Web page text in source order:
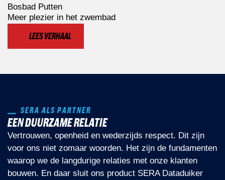
Bosbad Putten
Meer plezier in het zwembad
LEES VERHAAL
SERA ALS PARTNER
EEN DUURZAME RELATIE
Vertrouwen, openheid en wederzijds respect. Dit zijn
voor ons niet zomaar woorden. Het zijn de fundamenten
waarop we de langdurige relaties met onze klanten
bouwen. En daar sluit ons product SERA Dataduiker